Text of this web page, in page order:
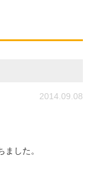
2014.09.08
した。